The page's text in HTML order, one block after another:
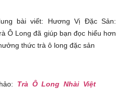
bài viết: Hương Vị Đặc Sản:
Ô Long đã giúp bạn đọc hiểu hơn
thức trà ô long đặc sản
Trà Ô Long Nhài Việt